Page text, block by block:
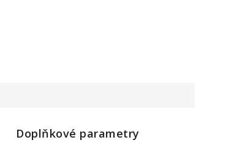
Doplňkové parametry